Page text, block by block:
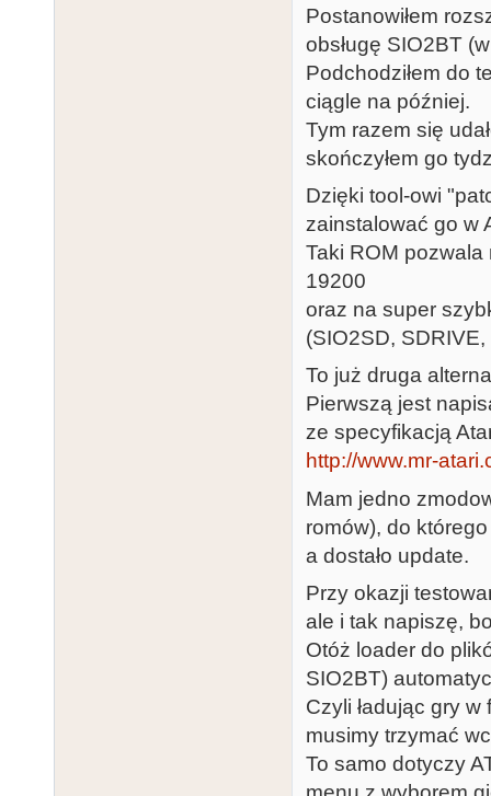
Postanowiłem
obsługę SIO2BT
Podchodziłem do
ciągle na później.
Tym razem się
skończyłem go
Dzięki tool-owi
zainstalować go w
Taki ROM
19200
oraz na super
(SIO2SD,
To już druga
Pierwszą jest
ze specyfikacją
http://www.mr-
Mam jedno
romów), do
a dostało update.
Przy okazji
ale i tak napiszę,
Otóż loader do
SIO2BT)
Czyli ładując gry
musimy trzymać
To samo dotyczy